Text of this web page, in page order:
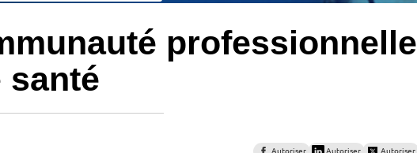
professionnelle
Autoriser Autoriser Autoriser